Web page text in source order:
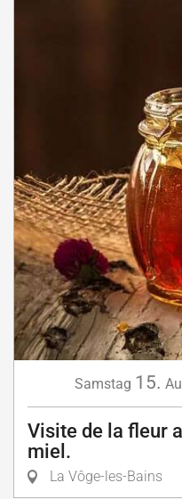
Samstag 15.
Visite de la fleur
miel.
La Vôge-les-Bains